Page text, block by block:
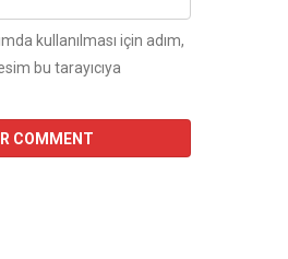
kullanılması için adım,
bu tarayıcıya